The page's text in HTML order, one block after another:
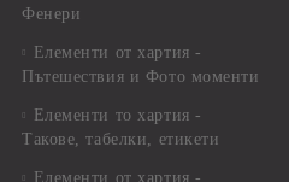
Фенери
Елементи от хартия -
Пътешествия и Фото моменти
Елементи то хартия -
Такове, табелки, етикети
Елементи от хартия -